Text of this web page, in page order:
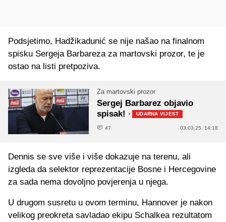
Podsjetimo, Hadžikadunić se nije našao na finalnom
spisku Sergeja Barbareza za martovski prozor, te je
ostao na listi pretpoziva.
Za martovski prozor
Sergej Barbarez objavio
spisak! · UDARNA VIJEST
47 03.03.25. 14:18
Dennis se sve više i više dokazuje na terenu, ali
izgleda da selektor reprezentacije Bosne i Hercegovine
za sada nema dovoljno povjerenja u njega.
U drugom susretu u ovom terminu, Hannover je nakon
velikog preokreta savladao ekipu Schalkea rezultatom